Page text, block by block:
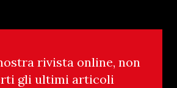
rivista online, non
gli ultimi articoli